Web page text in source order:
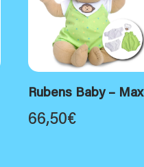
Rubens Baby – Max
66,50€